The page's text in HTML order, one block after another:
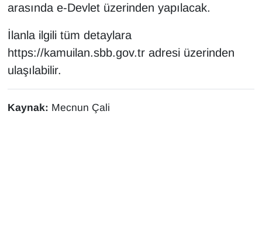
arasında e-Devlet üzerinden yapılacak.
İlanla ilgili tüm detaylara
https://kamuilan.sbb.gov.tr adresi üzerinden
ulaşılabilir.
Kaynak: Mecnun Çali